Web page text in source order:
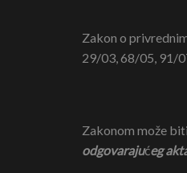
Zakon o
29/03, 68/05, 91/
Zakonom može
odgovarajućeg